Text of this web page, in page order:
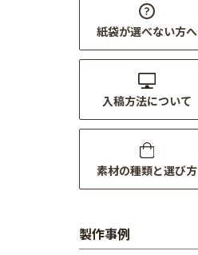
紙袋が選べない方へ
入稿方法について
素材の種類と選び方
製作事例